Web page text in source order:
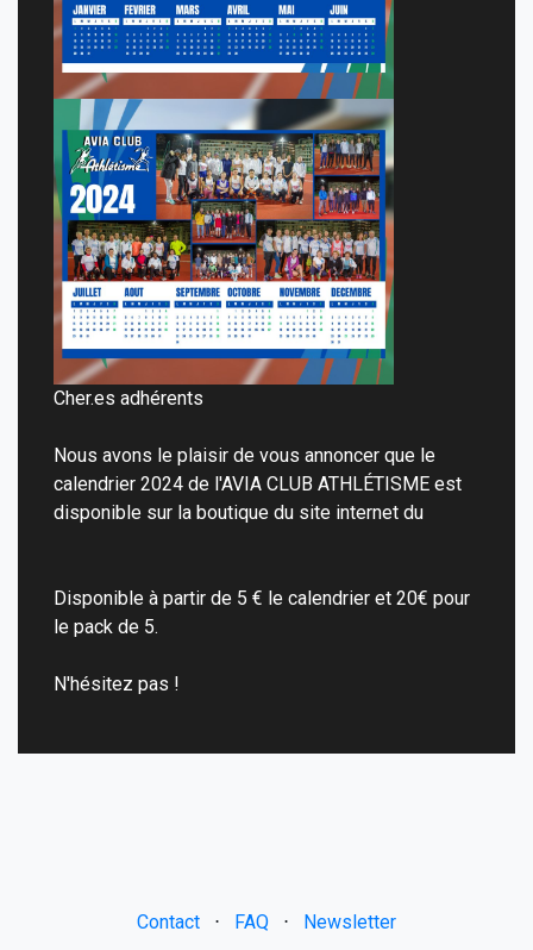
Cher.es adhérents
Nous avons le plaisir de vous annoncer que le
calendrier 2024 de l'AVIA CLUB ATHLÉTISME est
disponible sur la boutique du site internet du
Disponible à partir de 5 € le calendrier et 20€ pour
le pack de 5.
N'hésitez pas !
Contact ⋅ FAQ ⋅ Newsletter